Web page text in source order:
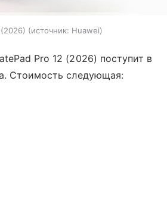
источник: Huawei
Pro 12 (2026) поступит в
Стоимость следующая: